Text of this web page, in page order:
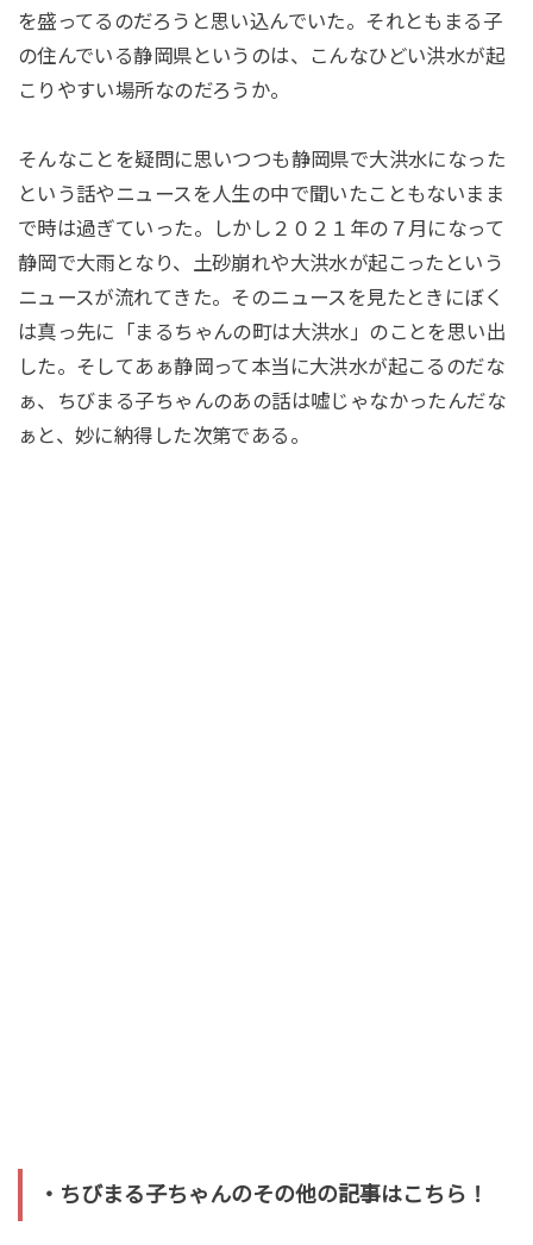
を盛ってるのだろうと思い込んでいた。それともまる子
の住んでいる静岡県というのは、こんなひどい洪水が起
こりやすい場所なのだろうか。
そんなことを疑問に思いつつも静岡県で大洪水になった
という話やニュースを人生の中で聞いたこともないまま
で時は過ぎていった。しかし２０２１年の７月になって
静岡で大雨となり、土砂崩れや大洪水が起こったという
ニュースが流れてきた。そのニュースを見たときにぼく
は真っ先に「まるちゃんの町は大洪水」のことを思い出
した。そしてあぁ静岡って本当に大洪水が起こるのだな
ぁ、ちびまる子ちゃんのあの話は嘘じゃなかったんだな
ぁと、妙に納得した次第である。
・ちびまる子ちゃんのその他の記事はこちら！